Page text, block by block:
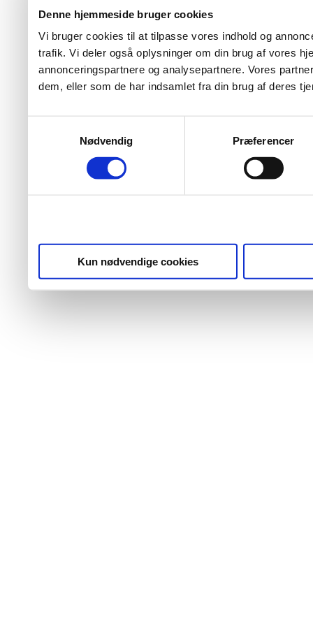
Denne hjemmeside bruger cookies
Vi bruger cookies til at tilpasse vores indhold og
trafik. Vi deler også oplysninger om din brug af vores
annonceringspartnere og analysepartnere. Vores
dem, eller som de har indsamlet fra din brug af deres
Nødvendig
Præferencer
Kun nødvendige cookies